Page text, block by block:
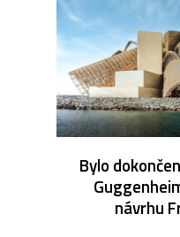
Bylo
návrhu